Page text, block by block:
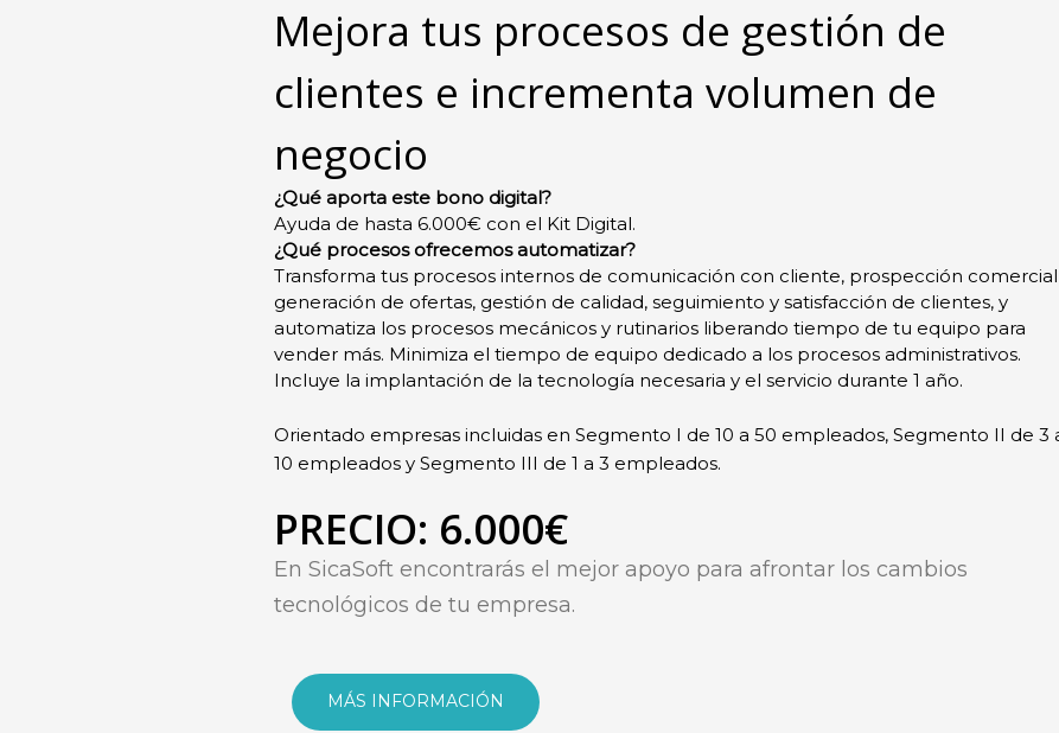
Mejora tus procesos de gestión de
clientes e incrementa volumen de
negocio
¿Qué aporta este bono digital?
Ayuda de hasta 6.000€ con el Kit Digital.
¿Qué procesos ofrecemos automatizar?
Transforma tus procesos internos de comunicación con cliente, prospección
generación de ofertas, gestión de calidad, seguimiento y satisfacción de clientes, y
automatiza los procesos mecánicos y rutinarios liberando tiempo de tu equipo para
vender más. Minimiza el tiempo de equipo dedicado a los procesos administrativos.
Incluye la implantación de la tecnología necesaria y el servicio durante 1 año.
Orientado empresas incluidas en Segmento I de 10 a 50 empleados, Segmento II de 3
10 empleados y Segmento III de 1 a 3 empleados.
PRECIO: 6.000€
En SicaSoft encontrarás el mejor apoyo para afrontar los cambios
tecnológicos de tu empresa.
MÁS INFORMACIÓN